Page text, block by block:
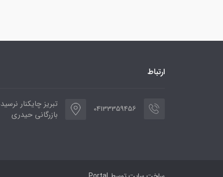
ارتباط
04133359456
تبریز چایکنار
بازرگانی حیدری